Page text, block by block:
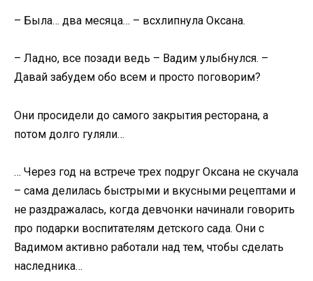
– Была… два месяца… – всхлипнула Оксана.
– Ладно, все позади ведь – Вадим улыбнулся. –
Давай забудем обо всем и просто поговорим?
Они просидели до самого закрытия ресторана, а
потом долго гуляли…
… Через год на встрече трех подруг Оксана не скучала
– сама делилась быстрыми и вкусными рецептами и
не раздражалась, когда девчонки начинали говорить
про подарки воспитателям детского сада. Они с
Вадимом активно работали над тем, чтобы сделать
наследника…